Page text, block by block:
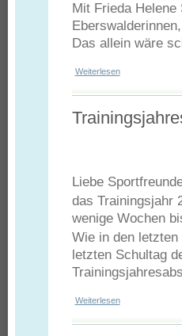
Mit Frieda
Das allein wäre
Weiterlesenüber Deutsche
Liebe
das Trainingsjahr
wenige Wochen
Wie in den
letzten Schultag
Weiterlesenüber